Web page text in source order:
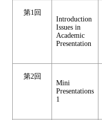
第1回
Introduction
Issues in
Academic
Presentation
第2回
Mini
Presentations
1